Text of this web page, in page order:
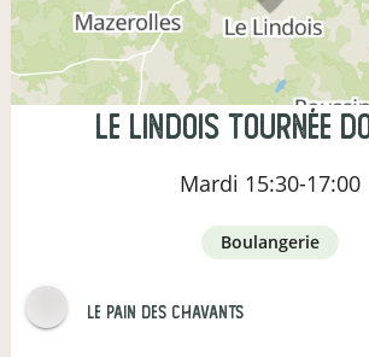
Le Lindois Tournée
Mardi 15:30-17:00
boulangerie
Le pain des Chavants